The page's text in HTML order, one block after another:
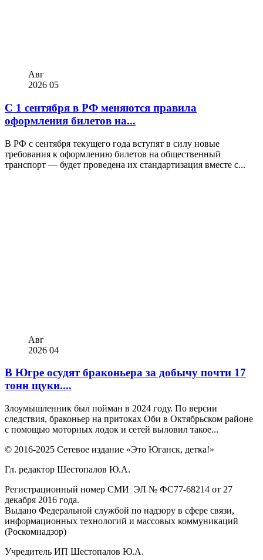
Авг
2026 05
С 1 сентября в РФ меняются правила
оформления билетов на...
В РФ с сентября текущего года вступят в силу новые
требования к оформлению билетов на общественный
транспорт — будет проведена их стандартизация вместе с...
Авг
2026 04
В Югре осудят браконьера за добычу почти 17
тонн щуки....
Злоумышленник был пойман в 2024 году. По версии
следствия, браконьер на притоках Оби в Октябрьском районе
с помощью моторных лодок и сетей выловил такое...
© 2016-2025 Сетевое издание «Это Юганск, детка!»
Гл. редактор Шестопалов Ю.А.
Регистрационный номер СМИ ЭЛ № ФС77-68214 от 27
декабря 2016 года.
Выдано Федеральной службой по надзору в сфере связи,
информационных технологий и массовых коммуникаций
(Роскомнадзор)
Учредитель ИП Шестопалов Ю.А.